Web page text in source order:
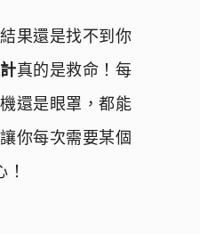
果還是找不到你
真的是救命！每
還是眼罩，都能
你每次需要某個